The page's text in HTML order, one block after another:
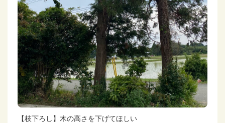
【枝下ろし】木の高さを下げてほしい